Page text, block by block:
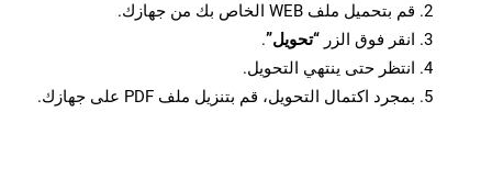
قم بتحميل ملف WEB الخاص بك من جهازك.
انقر فوق الزر “تحويل”.
انتظر حتى ينتهي التحويل.
بمجرد اكتمال التحويل، قم بتنزيل ملف PDF على جهازك.